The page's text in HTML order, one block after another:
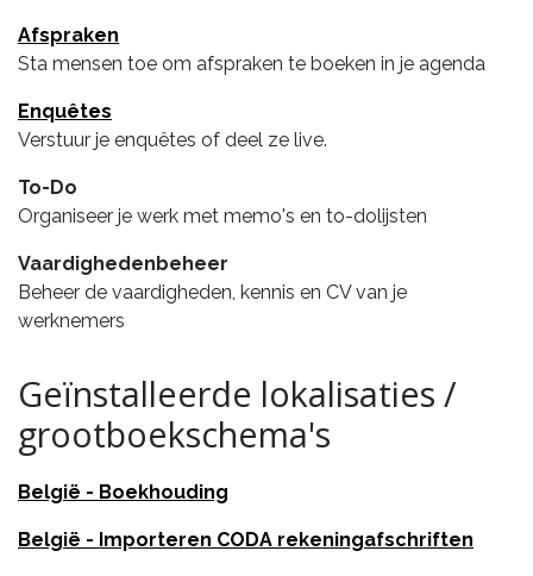
Afspraken
Sta mensen toe om afspraken te boeken in je agenda
Enquêtes
Verstuur je enquêtes of deel ze live.
To-Do
Organiseer je werk met memo's en to-dolijsten
Vaardighedenbeheer
Beheer de vaardigheden, kennis en CV van je
werknemers
Geïnstalleerde lokalisaties /
grootboekschema's
België - Boekhouding
België - Importeren CODA rekeningafschriften